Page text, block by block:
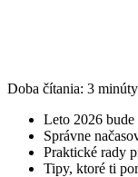
Doba čítania: 3
Leto 2026
Správne
Praktické rady
Tipy, ktoré ti